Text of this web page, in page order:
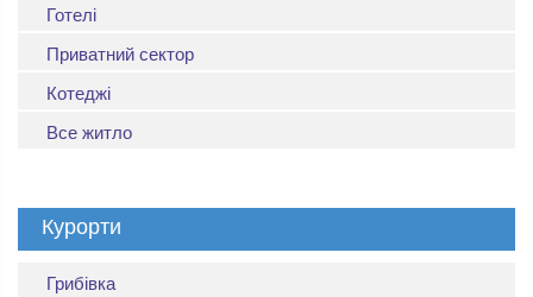
Готелі
Приватний сектор
Котеджі
Все житло
Курорти
Грибівка